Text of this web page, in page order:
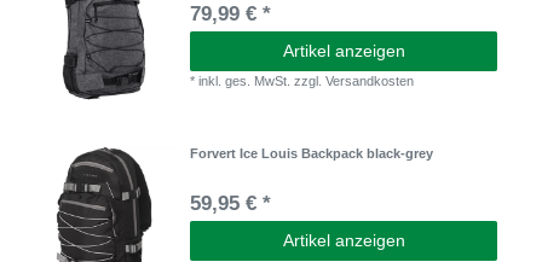
79,99 € *
Artikel anzeigen
*inkl. ges. MwSt. zzgl.Versandkosten
Forvert Ice Louis Backpack black-grey
59,95 € *
Artikel anzeigen